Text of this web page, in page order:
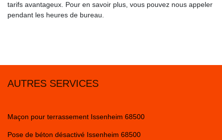
tarifs avantageux. Pour en savoir plus, vous pouvez nous appeler
pendant les heures de bureau.
AUTRES SERVICES
Maçon pour terrassement Issenheim 68500
Pose de béton désactivé Issenheim 68500